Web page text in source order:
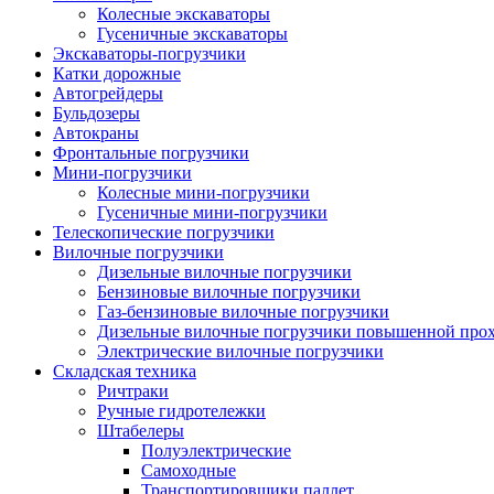
Колесные экскаваторы
Гусеничные экскаваторы
Экскаваторы-погрузчики
Катки дорожные
Автогрейдеры
Бульдозеры
Автокраны
Фронтальные погрузчики
Мини-погрузчики
Колесные мини-погрузчики
Гусеничные мини-погрузчики
Телескопические погрузчики
Вилочные погрузчики
Дизельные вилочные погрузчики
Бензиновые вилочные погрузчики
Газ-бензиновые вилочные погрузчики
Дизельные вилочные погрузчики повышенной
Электрические вилочные погрузчики
Складская техника
Ричтраки
Ручные гидротележки
Штабелеры
Полуэлектрические
Самоходные
Транспортировщики паллет